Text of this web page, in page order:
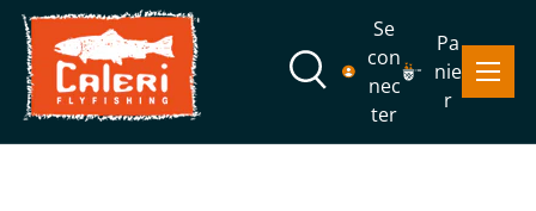
Aller au contenu
Recherche
Recherche
Se
con
nec
ter
Pa
nie
r
Menu